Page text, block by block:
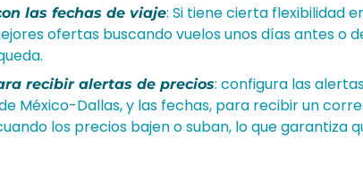
las fechas de viaje: Si tiene cierta flexibilidad
ofertas buscando vuelos unos días antes o
recibir alertas de precios: configura las
México-Dallas, y las fechas, para recibir un
los precios bajen o suban, lo que garantiza